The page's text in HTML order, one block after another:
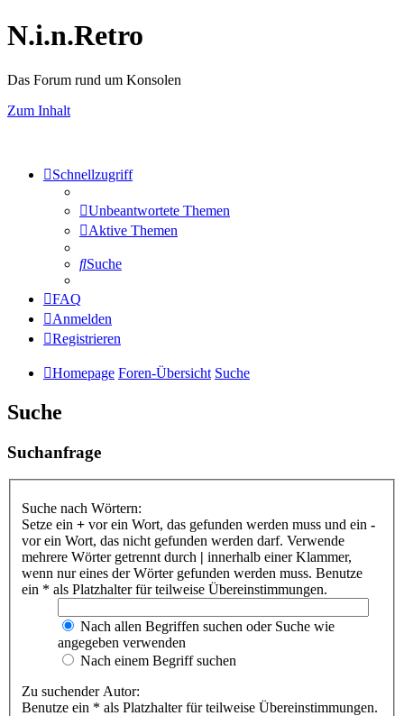
N.i.n.Retro
Das Forum rund um Konsolen
Zum Inhalt
Schnellzugriff
Unbeantwortete Themen
Aktive Themen
Suche
FAQ
Anmelden
Registrieren
Homepage Foren-Übersicht Suche
Suche
Suchanfrage
Suche nach Wörtern:
Setze ein + vor ein Wort, das gefunden werden muss und ein -
vor ein Wort, das nicht gefunden werden darf. Verwende
mehrere Wörter getrennt durch | innerhalb einer Klammer,
wenn nur eines der Wörter gefunden werden muss. Benutze
ein * als Platzhalter für teilweise Übereinstimmungen.
Nach allen Begriffen suchen oder Suche wie
angegeben verwenden
Nach einem Begriff suchen
Zu suchender Autor:
Benutze ein * als Platzhalter für teilweise Übereinstimmungen.